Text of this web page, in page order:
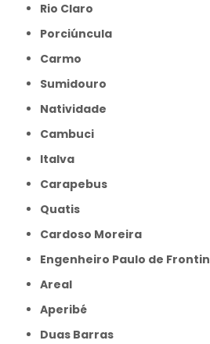
Rio Claro
Porciúncula
Carmo
Sumidouro
Natividade
Cambuci
Italva
Carapebus
Quatis
Cardoso Moreira
Engenheiro Paulo de Frontin
Areal
Aperibé
Duas Barras